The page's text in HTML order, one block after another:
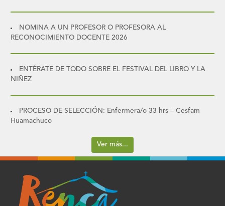
NOMINA A UN PROFESOR O PROFESORA AL
RECONOCIMIENTO DOCENTE 2026
ENTÉRATE DE TODO SOBRE EL FESTIVAL DEL LIBRO Y LA
NIÑEZ
PROCESO DE SELECCIÓN: Enfermera/o 33 hrs – Cesfam
Huamachuco
Ver más...